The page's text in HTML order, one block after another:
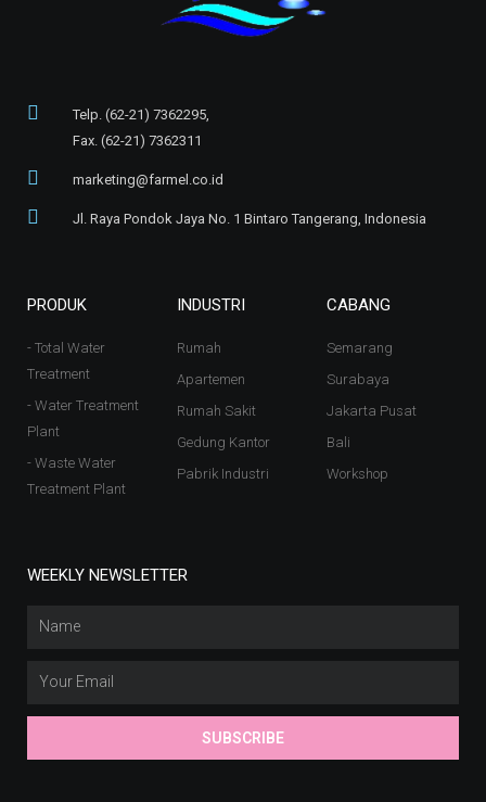
Telp. (62-21) 7362295,
Fax. (62-21) 7362311
marketing@farmel.co.id
Jl. Raya Pondok Jaya No. 1 Bintaro Tangerang, Indonesia
PRODUK
- Total Water
Treatment
- Water Treatment
Plant
- Waste Water
Treatment Plant
INDUSTRI
Rumah
Apartemen
Rumah Sakit
Gedung Kantor
Pabrik Industri
CABANG
Semarang
Surabaya
Jakarta Pusat
Bali
Workshop
WEEKLY NEWSLETTER
SUBSCRIBE